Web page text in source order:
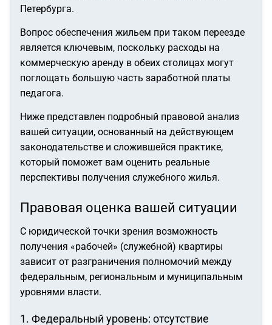
Петербурга.
Вопрос обеспечения жильем при таком переезде
является ключевым, поскольку расходы на
коммерческую аренду в обеих столицах могут
поглощать большую часть заработной платы
педагога.
Ниже представлен подробный правовой анализ
вашей ситуации, основанный на действующем
законодательстве и сложившейся практике,
который поможет вам оценить реальные
перспективы получения служебного жилья.
Правовая оценка вашей ситуации
С юридической точки зрения возможность
получения «рабочей» (служебной) квартиры
зависит от разграничения полномочий между
федеральным, региональным и муниципальным
уровнями власти.
1. Федеральный уровень: отсутствие